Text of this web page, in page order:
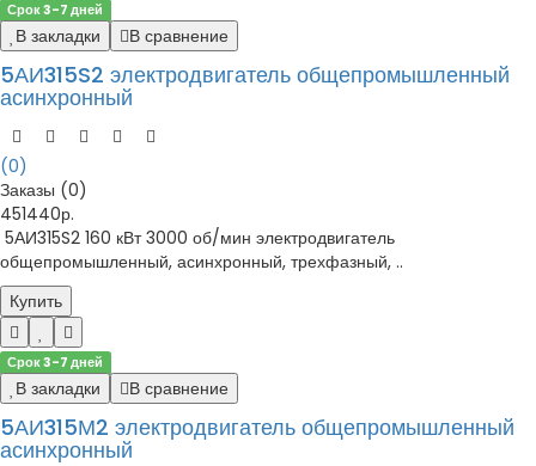
Срок 3-7 дней
В закладки В сравнение
5АИ315S2 электродвигатель общепромышленный
асинхронный
(0)
Заказы (0)
451440р.
5АИ315S2 160 кВт 3000 об/мин электродвигатель
общепромышленный, асинхронный, трехфазный, ..
Купить
Срок 3-7 дней
В закладки В сравнение
5АИ315М2 электродвигатель общепромышленный
асинхронный